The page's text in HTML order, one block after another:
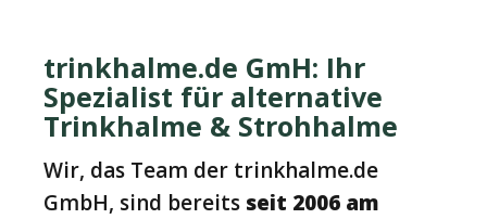
trinkhalme.de GmH: Ihr
Spezialist für alternative
Trinkhalme & Strohhalme
Wir, das Team der trinkhalme.de
GmbH, sind bereits seit 2006 am